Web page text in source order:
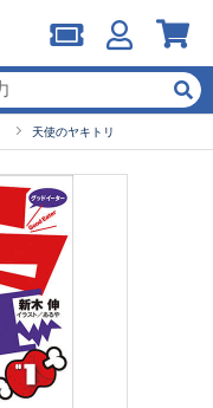
天使のヤキトリ